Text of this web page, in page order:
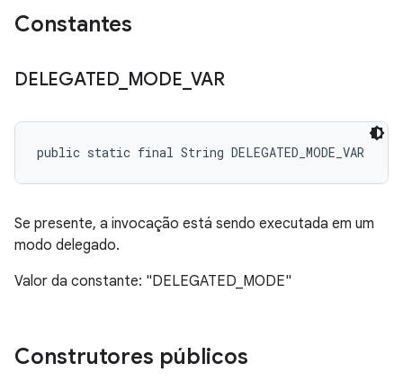
Constantes
DELEGATED_ MODE _VAR
public static final String DELEGATED_MODE_VAR
Se presente, a invocação está sendo executada em um
modo delegado.
Valor da constante: "DELEGATED_MODE"
Construtores públicos